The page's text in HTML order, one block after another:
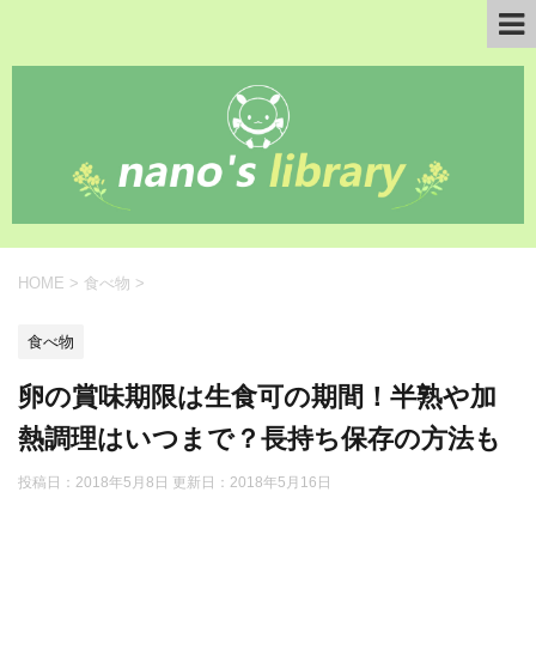
HOME > 食べ物 >
食べ物
卵の賞味期限は生食可の期間！半熟や加
熱調理はいつまで？長持ち保存の方法も
投稿日：2018年5月8日 更新日： 2018年5月16日